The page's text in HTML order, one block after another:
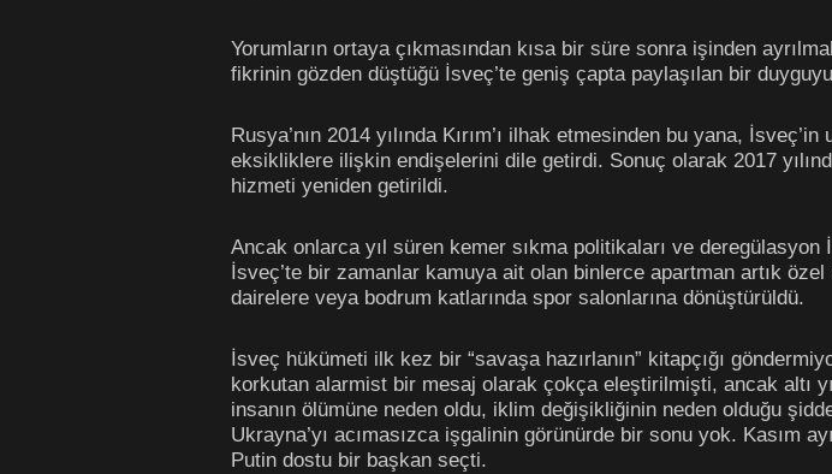
Yorumların ortaya çıkmasından kısa bir süre sonra işinden
fikrinin gözden düştüğü İsveç’te geniş çapta paylaşılan bir
Rusya’nın 2014 yılında Kırım’ı ilhak etmesinden bu yana,
eksikliklere ilişkin endişelerini dile getirdi. Sonuç olarak 2017
hizmeti yeniden getirildi.
Ancak onlarca yıl süren kemer sıkma politikaları ve deregülasyon
İsveç’te bir zamanlar kamuya ait olan binlerce apartman artık
dairelere veya bodrum katlarında spor salonlarına dönüştürüldü.
İsveç hükümeti ilk kez bir “savaşa hazırlanın” kitapçığı
korkutan alarmist bir mesaj olarak çokça eleştirilmişti, ancak altı
insanın ölümüne neden oldu, iklim değişikliğinin neden olduğu
Ukrayna’yı acımasızca işgalinin görünürde bir sonu yok. Kasım
Putin dostu bir başkan seçti.